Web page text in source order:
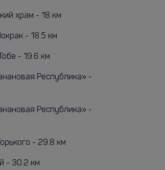
храм - 18 км
- 18.5 км
- 19.6 км
Республика» -
Республика» -
- 29.8 км
- 30.2 км